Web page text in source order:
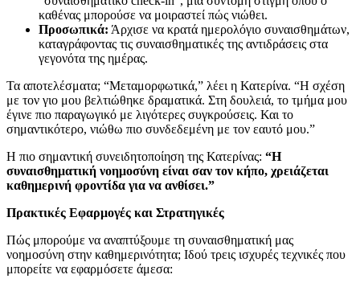
καθένας μπορούσε να μοιραστεί πώς νιώθει.
Προσωπικά: Άρχισε να κρατά ημερολόγιο συναισθημάτων,
καταγράφοντας τις συναισθηματικές της αντιδράσεις στα
γεγονότα της ημέρας.
Τα αποτελέσματα; “Μεταμορφωτικά,” λέει η Κατερίνα. “Η σχέση
με τον γιο μου βελτιώθηκε δραματικά. Στη δουλειά, το τμήμα μου
έγινε πιο παραγωγικό με λιγότερες συγκρούσεις. Και το
σημαντικότερο, νιώθω πιο συνδεδεμένη με τον εαυτό μου.”
Η πιο σημαντική συνειδητοποίηση της Κατερίνας: “Η
συναισθηματική νοημοσύνη είναι σαν τον κήπο, χρειάζεται
καθημερινή φροντίδα για να ανθίσει.”
Πρακτικές Εφαρμογές και Στρατηγικές
Πώς μπορούμε να αναπτύξουμε τη συναισθηματική μας
νοημοσύνη στην καθημερινότητα; Ιδού τρεις ισχυρές τεχνικές που
μπορείτε να εφαρμόσετε άμεσα: